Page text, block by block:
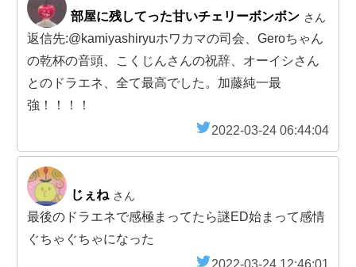
部屋に残してった甘いチェリーボンボン さん
返信先:@kamiyashiryuホワカマの司会、Geroちゃん
の乾杯の音頭、こくじんさんの祝辞、オーイシさん
とのドラエネ、全て最高でした。加藤純一最
強！！！！
2022-03-24 06:44:04
じぇね さん
最後のドラエネで感極まってたら謎ED始まって感情
ぐちゃぐちゃになった